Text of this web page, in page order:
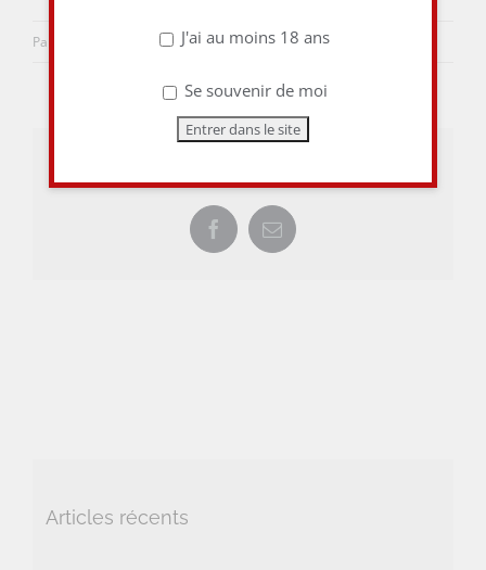
Par 19 mai 2015 | 0 commentaire
FacebookEmail
Articles récents
J'ai au moins 18 ans
Se souvenir de moi